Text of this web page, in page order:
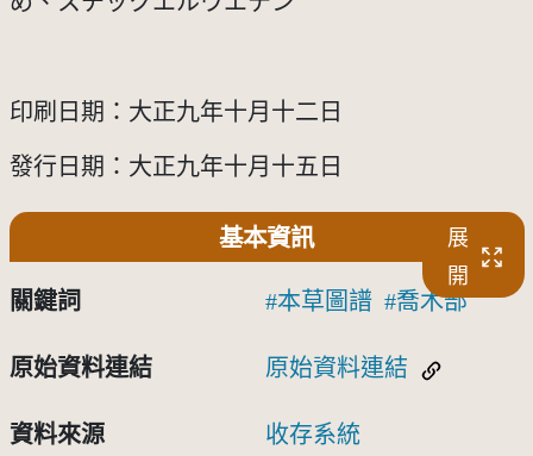
印刷日期：大正九年十月十二日
發行日期：大正九年十月十五日
基本資訊
展
開
關鍵詞 本草圖譜 喬木部
原始資料連結 原始資料連結
資料來源 收存系統